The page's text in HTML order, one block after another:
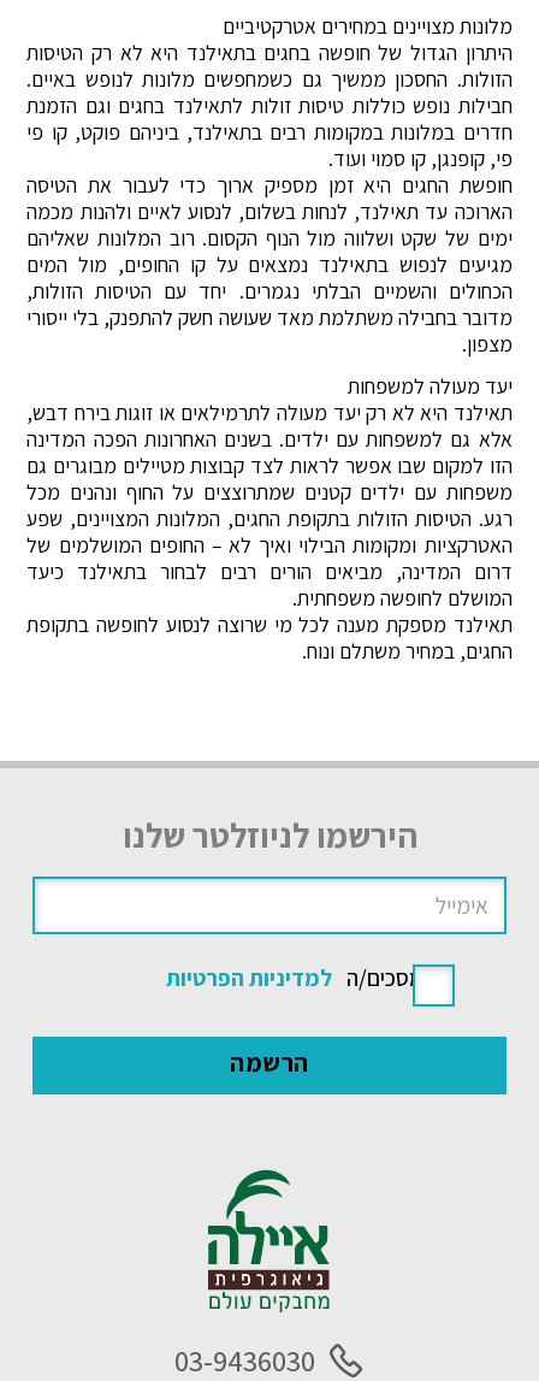
מלונות מצויינים במחירים אטרקטיביים
היתרון הגדול של חופשה בחגים בתאילנד היא לא רק הטיסות
הזולות. החסכון ממשיך גם כשמחפשים מלונות לנופש באיים.
חבילות נופש כוללות טיסות זולות לתאילנד בחגים וגם הזמנת
חדרים במלונות במקומות רבים בתאילנד, ביניהם פוקט, קו פי
פי, קופנגן, קו סמוי ועוד.
חופשת החגים היא זמן מספיק ארוך כדי לעבור את הטיסה
הארוכה עד תאילנד, לנחות בשלום, לנסוע לאיים ולהנות מכמה
ימים של שקט ושלווה מול הנוף הקסום. רוב המלונות שאליהם
מגיעים לנפוש בתאילנד נמצאים על קו החופים, מול המים
הכחולים והשמיים הבלתי נגמרים. יחד עם הטיסות הזולות,
מדובר בחבילה משתלמת מאד שעושה חשק להתפנק, בלי ייסורי
מצפון.
יעד מעולה למשפחות
תאילנד היא לא רק יעד מעולה לתרמילאים או זוגות בירח דבש,
אלא גם למשפחות עם ילדים. בשנים האחרונות הפכה המדינה
הזו למקום שבו אפשר לראות לצד קבוצות מטיילים מבוגרים גם
משפחות עם ילדים קטנים שמתרוצצים על החוף ונהנים מכל
רגע. הטיסות הזולות בתקופת החגים, המלונות המצויינים, שפע
האטרקציות ומקומות הבילוי ואיך לא – החופים המושלמים של
דרום המדינה, מביאים הורים רבים לבחור בתאילנד כיעד
המושלם לחופשה משפחתית.
תאילנד מספקת מענה לכל מי שרוצה לנסוע לחופשה בתקופת
החגים, במחיר משתלם ונוח.
הירשמו לניוזלטר שלנו
אני מסכים/ה למדיניות הפרטיות
03-9436030